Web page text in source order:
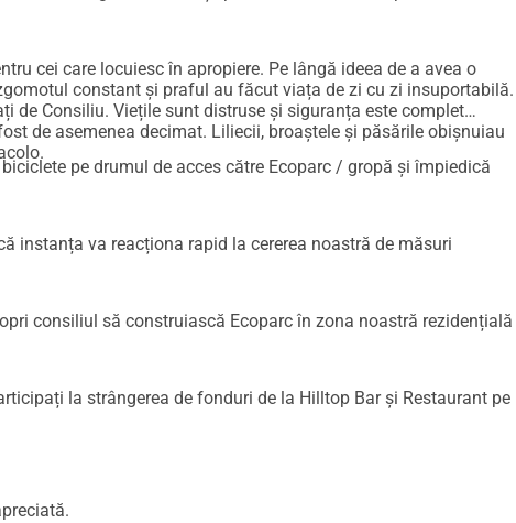
cei care locuiesc în apropiere. Pe lângă ideea de a avea o
constant și praful au făcut viața de zi cu zi insuportabilă.
de Consiliu. Viețile sunt distruse și siguranța este complet
de asemenea decimat. Liliecii, broaștele și păsările obișnuiau
pe drumul de acces către Ecoparc / gropă și împiedică
instanța va reacționa rapid la cererea noastră de măsuri
consiliul să construiască Ecoparc în zona noastră rezidențială
la strângerea de fonduri de la Hilltop Bar și Restaurant pe